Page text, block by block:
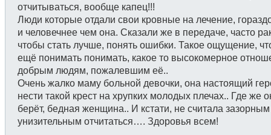
отчитываться, вообще капец!!!
Люди которые отдали свои кровные на лечение,
и человечнее чем она. Сказали же в передаче, часто
чтобы стать лучше, понять ошибки. Такое ощущение,
ещё понимать понимать, какое то высокомерное
добрым людям, пожалевшим её..
Очень жалко маму больной девочки, она настоящий
нести такой крест на хрупких молодых плечах.. Где же
берёт, бедная женщина.. И кстати, не считала
унизительным отчитаться…. Здоровья всем!